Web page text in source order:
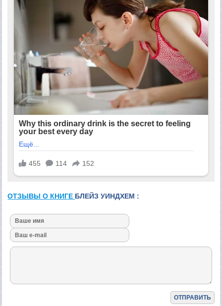
ОТЗЫВЫ О КНИГЕ БЛЕЙЗ УИНДХЕМ :